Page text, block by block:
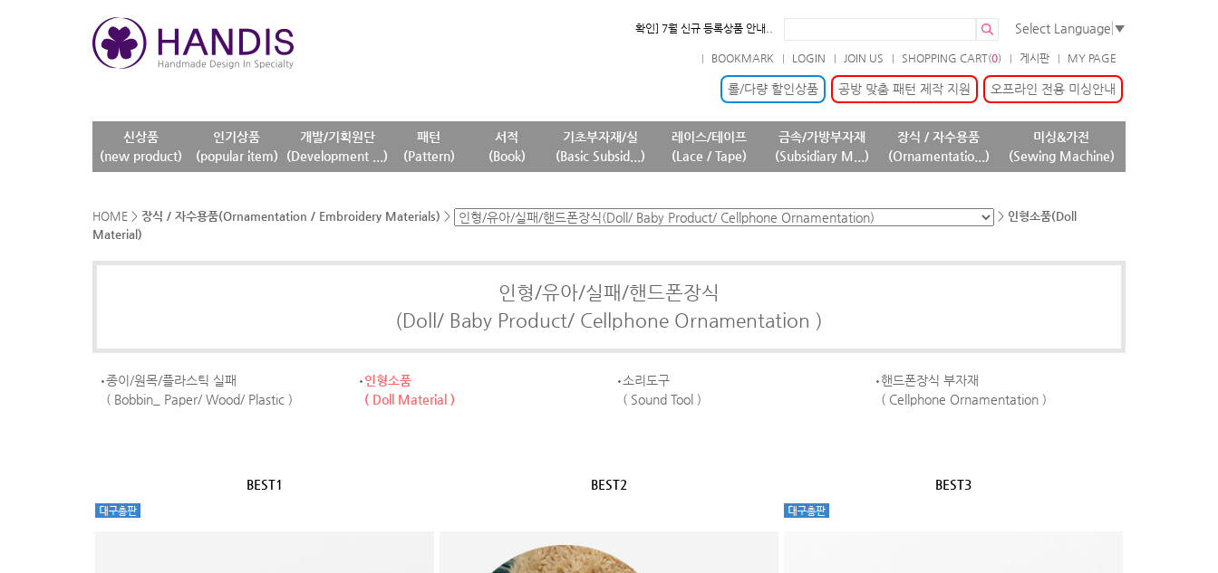
확인] 7월 신규 등록상품 안내..
필독] 판매 중단 패턴상품 안내 ..
필독] 원단 판매가격 변경 안내 ..
Select Language ▼
MY PAGE
게시판
SHOPPING CART(0)
JOIN US
LOGIN
BOOKMARK
오프라인 전용 미싱안내
공방 맞춤 패턴 제작 지원
롤/다량 할인상품
신상품
(new product)
인기상품
(popular item)
개발/기획원단
(Development ...)
패턴
(Pattern)
서적
(Book)
기초부자재/실
(Basic Subsid...)
레이스/테이프
(Lace / Tape)
금속/가방부자재
(Subsidiary M...)
장식 / 자수용품
(Ornamentatio...)
미싱&가전
(Sewing Machine)
HOME > 장식 / 자수용품(Ornamentation / Embroidery Materials) > > 인형소품(Doll
Material)
인형/유아/실패/핸드폰장식
(Doll/ Baby Product/ Cellphone Ornamentation )
종이/원목/플라스틱 실패
( Bobbin_ Paper/ Wood/ Plastic )
인형소품
( Doll Material )
소리도구
( Sound Tool )
핸드폰장식 부자재
( Cellphone Ornamentation )
BEST1 BEST2 BEST3